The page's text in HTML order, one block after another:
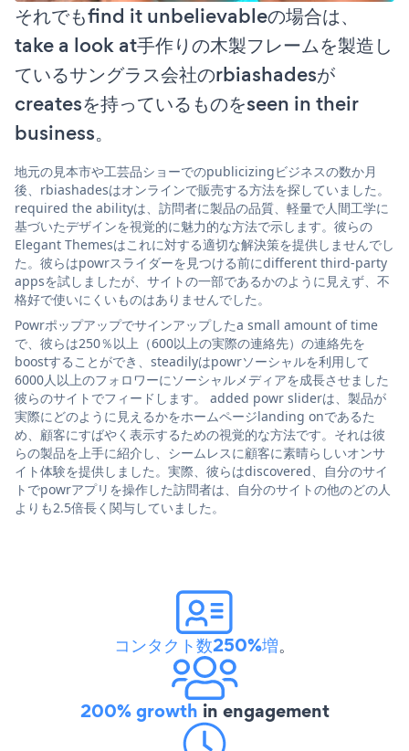
それでもfind it unbelievableの場合は、
take a look at手作りの木製フレームを製造し
ているサングラス会社のrbiashadesが
createsを持っているものをseen in their
business。
地元の見本市や工芸品ショーでのpublicizingビジネスの数か月
後、rbiashadesはオンラインで販売する方法を探していました。
required the abilityは、訪問者に製品の品質、軽量で人間工学に
基づいたデザインを視覚的に魅力的な方法で示します。彼らの
Elegant Themesはこれに対する適切な解決策を提供しませんでし
た。彼らはpowrスライダーを見つける前にdifferent third-party
appsを試しましたが、サイトの一部であるかのように見えず、不
格好で使いにくいものはありませんでした。
Powrポップアップでサインアップしたa small amount of time
で、彼らは250％以上（600以上の実際の連絡先）の連絡先を
boostすることができ、steadilyはpowrソーシャルを利用して
6000人以上のフォロワーにソーシャルメディアを成長させました
彼らのサイトでフィードします。 added powr sliderは、製品が
実際にどのように見えるかをホームページlanding onであるた
め、顧客にすばやく表示するための視覚的な方法です。それは彼
らの製品を上手に紹介し、シームレスに顧客に素晴らしいオンサ
イト体験を提供しました。実際、彼らはdiscovered、自分のサイ
トでpowrアプリを操作した訪問者は、自分のサイトの他のどの人
よりも2.5倍長く関与していました。
コンタクト数250%増。
200% growth in engagement